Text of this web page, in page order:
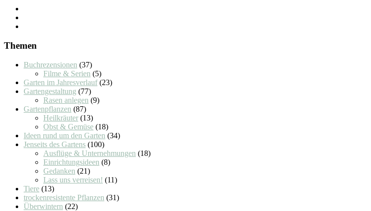
Themen
Buchrezensionen (37)
Filme & Serien (5)
Garten im Jahresverlauf(23)
Gartengestaltung (77)
Rasen anlegen (9)
Gartenpflanzen (87)
Heilkräuter (13)
Obst & Gemüse (18)
Ideen rund um den Garten (34)
Jenseits des Gartens (100)
Ausflüge & Unternehmungen (18)
Einrichtungsideen (8)
Gedanken (21)
Lass uns verreisen! (11)
Tiere (13)
trockenresistente Pflanzen (31)
Überwintern (22)